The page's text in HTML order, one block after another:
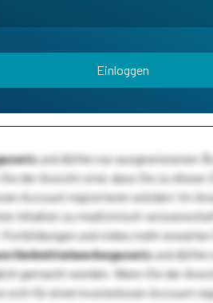
Einloggen
und dürfen nur ausgewiesenen
der Ansicht sind, dass Sie zu dieser
Account registrieren würden! Im
Inhalten zu medizinisch-
und vieles mehr
Heilmittelwerbegesetzund dürfen
gemacht werden. Wenn Sie der
sich für einen kostenlosen Account